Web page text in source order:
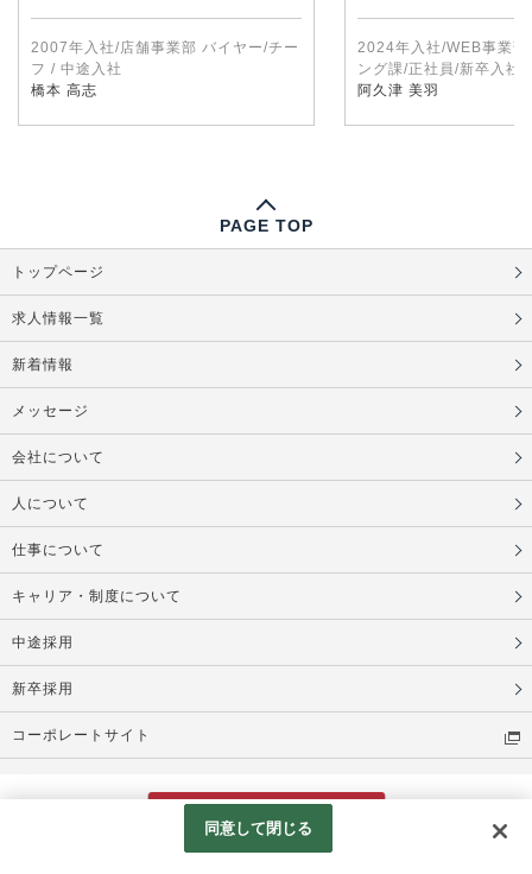
2007年入社/店舗事業部 バイヤー/チー
フ / 中途入社
橋本 高志
2024年入社/WEB事業
ング課/正社員/新卒入社
阿久津 美羽
Web応募
PAGE TOP
トップページ
求人情報一覧
新着情報
メッセージ
会社について
人について
仕事について
キャリア・制度について
中途採用
新卒採用
コーポレートサイト
Copyright © RESTRICT Co., Ltd. All Rights Reserved.
同意して閉じる